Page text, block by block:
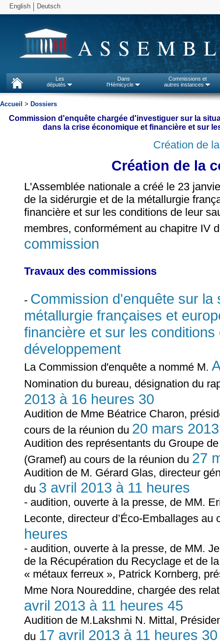
English Deutsch
Les
députés
Dans
l'Hémicycle
Commissions et
autres instances
Accueil > Dossiers
Commission d'enquête chargée d'investiguer sur la
dans la crise économique et financière et sur
Création de
Création de la
L'Assemblée nationale a créé le 23
de la sidérurgie et de la métallurgie
financière et sur les conditions de leur
membres, conformément au chapitre IV
commission
Travaux des commissions
- Commission d'enquête sur
métallurgie françaises et
financière et sur les
développement
La Commission d'enquête a nommé M.
Nomination du bureau, désignation du
2013 à 16 heures 30
Audition de Mme Béatrice Charon,
cours de la réunion du 20 mars
Audition des représentants du Groupe
(Gramef) au cours de la réunion du 27
Audition de M. Gérard Glas, directeur
du 3 avril 2013 à 11 heures
- audition, ouverte à la presse, de MM.
Leconte, directeur d’Éco-Emballages
heures
- audition, ouverte à la presse, de MM.
de la Récupération du Recyclage et de
« métaux ferreux », Patrick Kornberg,
Mme Nora Noureddine, chargée des
avril 2013 à 11 heures 45
Audition de M.Lakshmi N. Mittal,
du 17 avril 2013 à 11 heures 30